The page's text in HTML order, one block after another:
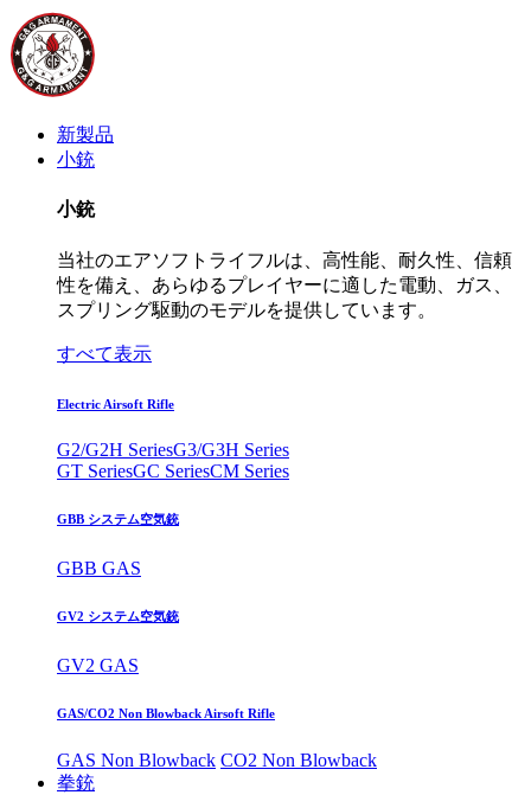
新製品
小銃
小銃
当社のエアソフトライフルは、高性能、耐久性、信頼
性を備え、あらゆるプレイヤーに適した電動、ガス、
スプリング駆動のモデルを提供しています。
すべて表示
Electric Airsoft Rifle
G2/G2H SeriesG3/G3H Series
GT SeriesGC SeriesCM Series
GBB システム空気銃
GBB GAS
GV2 システム空気銃
GV2 GAS
GAS/CO2 Non Blowback Airsoft Rifle
GAS Non Blowback CO2 Non Blowback
拳銃